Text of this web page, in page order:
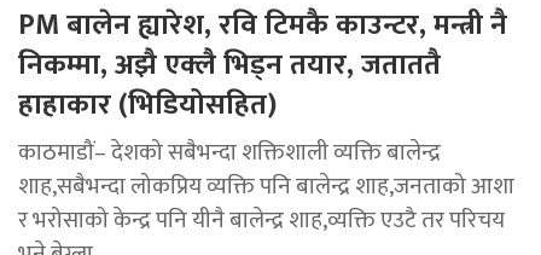
PM बालेन ह्यारेश, रवि टिमकै काउन्टर, मन्त्री नै
निकम्मा, अझै एक्लै भिड्न तयार, जताततै
हाहाकार (भिडियोसहित)
काठमाडौं– देशको सबैभन्दा शक्तिशाली व्यक्ति बालेन्द्र
शाह,सबैभन्दा लोकप्रिय व्यक्ति पनि बालेन्द्र शाह,जनताको आशा
र भरोसाको केन्द्र पनि यीनै बालेन्द्र शाह,व्यक्ति एउटै तर परिचय